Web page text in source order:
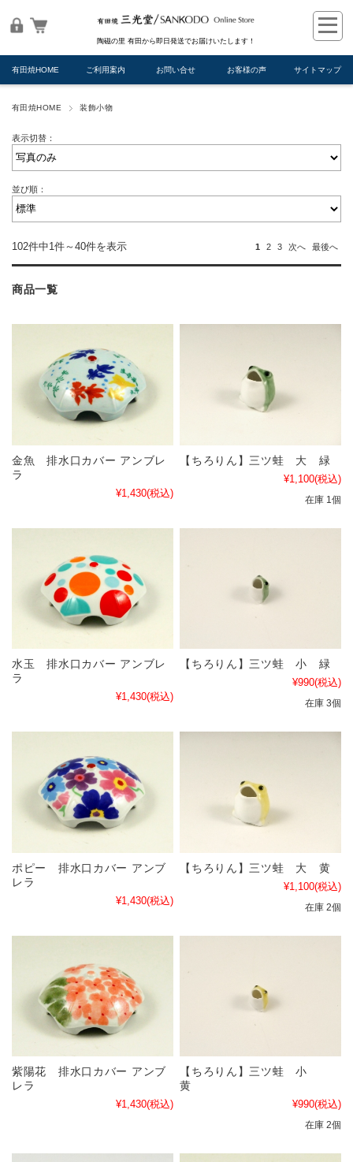
陶磁の里 有田から即日発送でお届けいたします！
有田焼HOME ご利用案内 お問い合せ お客様の声 サイトマップ
有田焼HOME 装飾小物
表示切替：
並び順：
102件中1件～40件を表示 1 2 3 次へ 最後へ
商品一覧
金魚 排水口カバー アンブレ
ラ
¥1,430(税込)
【ちろりん】三ツ蛙 大 緑
¥1,100(税込)
在庫 1個
水玉 排水口カバー アンブレ
ラ
¥1,430(税込)
【ちろりん】三ツ蛙 小 緑
¥990(税込)
在庫 3個
ポピー 排水口カバー アンブ
レラ
¥1,430(税込)
【ちろりん】三ツ蛙 大 黄
¥1,100(税込)
在庫 2個
紫陽花 排水口カバー アンブ
レラ
¥1,430(税込)
【ちろりん】三ツ蛙 小
黄
¥990(税込)
在庫 2個